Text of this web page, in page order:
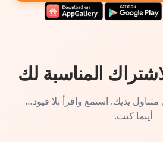
المناسبة لك
يديك. استمع واقرأ بلا قيود…
أينما كنت.